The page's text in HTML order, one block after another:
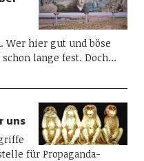
Wer hier gut und böse
lange fest. Doch…
uns
für Propaganda-